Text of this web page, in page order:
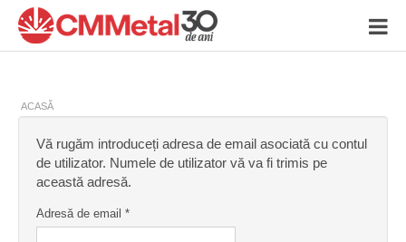
ACASĂ
Vă rugăm introduceți adresa de email asociată cu contul
de utilizator. Numele de utilizator vă va fi trimis pe
această adresă.
Adresă de email *